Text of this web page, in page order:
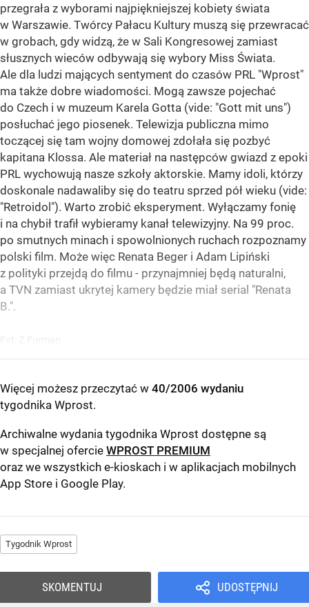
przegrała z wyborami najpiękniejszej kobiety świata
w Warszawie. Twórcy Pałacu Kultury muszą się przewracać
w grobach, gdy widzą, że w Sali Kongresowej zamiast
słusznych wieców odbywają się wybory Miss Świata.
Ale dla ludzi mających sentyment do czasów PRL "Wprost"
ma także dobre wiadomości. Mogą zawsze pojechać
do Czech i w muzeum Karela Gotta (vide: "Gott mit uns")
posłuchać jego piosenek. Telewizja publiczna mimo
toczącej się tam wojny domowej zdołała się pozbyć
kapitana Klossa. Ale materiał na następców gwiazd z epoki
PRL wychowują nasze szkoły aktorskie. Mamy idoli, którzy
doskonale nadawaliby się do teatru sprzed pół wieku (vide:
"Retroidol"). Warto zrobić eksperyment. Wyłączamy fonię
i na chybił trafił wybieramy kanał telewizyjny. Na 99 proc.
po smutnych minach i spowolnionych ruchach rozpoznamy
polski film. Może więc Renata Beger i Adam Lipiński
z polityki przejdą do filmu - przynajmniej będą naturalni,
a TVN zamiast ukrytej kamery będzie miał serial "Renata
B.".
Fot: Z.Furman
Więcej możesz przeczytać w 40/2006 wydaniu
tygodnika Wprost.
Archiwalne wydania tygodnika Wprost dostępne są
w specjalnej ofercie WPROST PREMIUM
oraz we wszystkich e-kioskach i w aplikacjach mobilnych
App Store i Google Play.
Tygodnik Wprost
UDOSTĘPNIJ
SKOMENTUJ